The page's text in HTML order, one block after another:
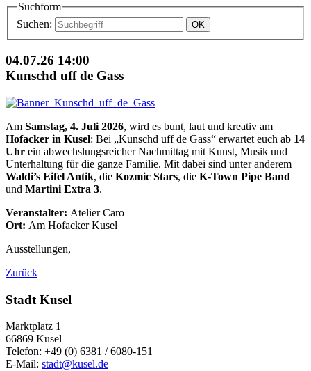
Suchform
Suchen:
04.07.26 14:00
Kunschd uff de Gass
Am Samstag, 4. Juli 2026, wird es bunt, laut und kreativ am
Hofacker in Kusel: Bei „Kunschd uff de Gass“ erwartet euch ab 14
Uhr ein abwechslungsreicher Nachmittag mit Kunst, Musik und
Unterhaltung für die ganze Familie. Mit dabei sind unter anderem
Waldi’s Eifel Antik, die Kozmic Stars, die K-Town Pipe Band
und Martini Extra 3.
Veranstalter: Atelier Caro
Ort: Am Hofacker Kusel
Ausstellungen,
Zurück
Stadt Kusel
Marktplatz 1
66869 Kusel
Telefon: +49 (0) 6381 / 6080-151
E-Mail: stadt@kusel.de